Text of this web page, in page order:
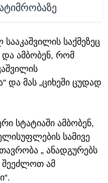
საქმეზეც
და ამბობენ, რომ
და მას „ციხეში ცუდად
სტატიაში ამბობენ,
სამივე
„ ანადგურებს
შეეძლოთ ამ